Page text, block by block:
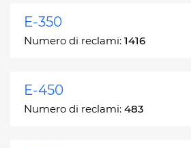
E-350
Numero di reclami: 1416
E-450
Numero di reclami: 483